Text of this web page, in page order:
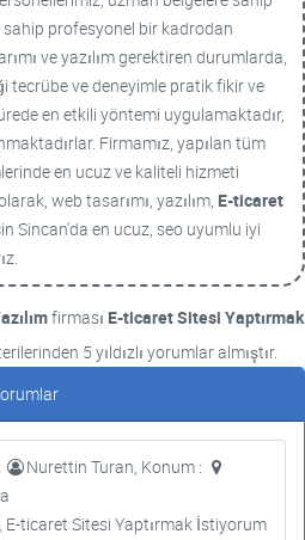
sahip profesyonel bir kadrodan
ve yazılım gerektiren durumlarda,
tecrübe ve deneyimle pratik fikir ve
en etkili yöntemi uygulamaktadır,
Firmamız, yapılan tüm
en ucuz ve kaliteli hizmeti
web tasarımı, yazılım, E-ticaret
Sincan'da en ucuz, seo uyumlu iyi
firması E-ticaret Sitesi Yaptırmak
5 yıldızlı yorumlar almıştır.
Nurettin Turan, Konum :
E-ticaret Sitesi Yaptırmak İstiyorum